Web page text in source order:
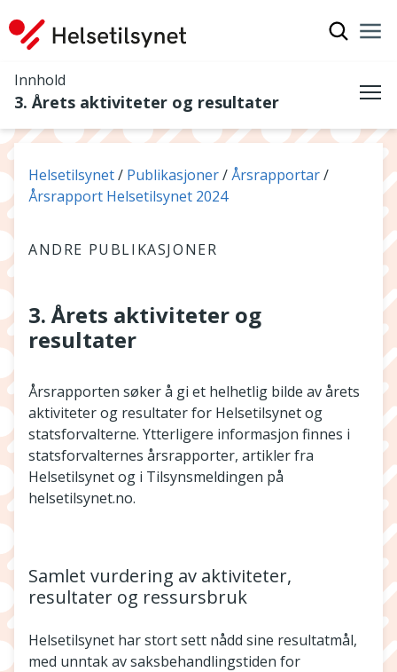
Innhold
3. Årets aktiviteter og resultater
Du er her:
Helsetilsynet Publikasjoner
Årsrapportar
Årsrapport Helsetilsynet 2024
ANDRE PUBLIKASJONER
3. Årets aktiviteter og
resultater
Årsrapporten søker å gi et helhetlig bilde av årets
aktiviteter og resultater for Helsetilsynet og
statsforvalterne. Ytterligere informasjon finnes i
statsforvalternes årsrapporter, artikler fra
Helsetilsynet og i Tilsynsmeldingen på
helsetilsynet.no.
Samlet vurdering av aktiviteter,
resultater og ressursbruk
Helsetilsynet har stort sett nådd sine resultatmål,
med unntak av saksbehandlingstiden for